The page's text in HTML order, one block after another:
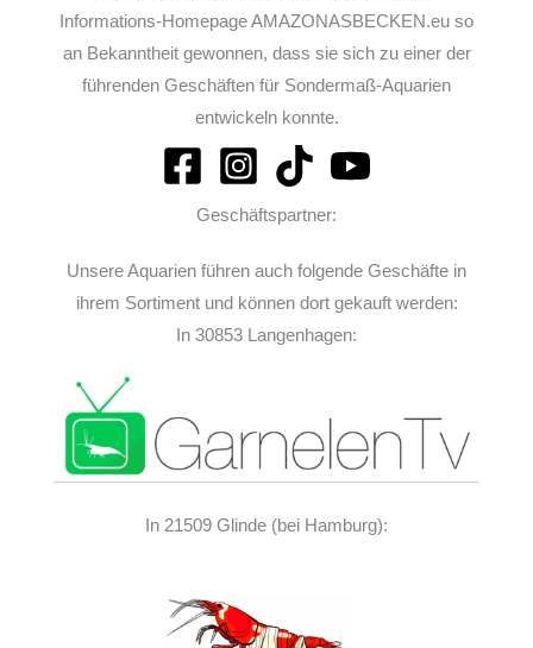
Informations-Homepage AMAZONASBECKEN.eu so
an Bekanntheit gewonnen, dass sie sich zu einer der
führenden Geschäften für Sondermaß-Aquarien
entwickeln konnte.
Geschäftspartner:
Unsere Aquarien führen auch folgende Geschäfte in
ihrem Sortiment und können dort gekauft werden:
In 30853 Langenhagen:
In 21509 Glinde (bei Hamburg):